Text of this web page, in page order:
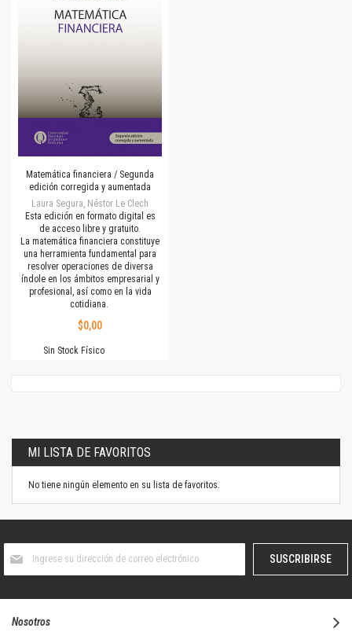
Matemática financiera / Segunda
edición corregida y aumentada
Laura Segura, Néstor Le Clech
Esta edición en formato digital es
de acceso libre y gratuito.
La matemática financiera constituye
una herramienta fundamental para
resolver operaciones de diversa
índole en los ámbitos empresarial y
profesional, así como en la vida
cotidiana.
$0,00
Sin Stock Físico
MI LISTA DE FAVORITOS
No tiene ningún elemento en su lista de favoritos.
boletín
SUSCRIBIRSE
Nosotros